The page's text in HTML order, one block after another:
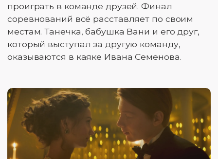
проиграть в команде друзей. Финал
соревнований всё расставляет по своим
местам. Танечка, бабушка Вани и его друг,
который выступал за другую команду,
оказываются в каяке Ивана Семенова.